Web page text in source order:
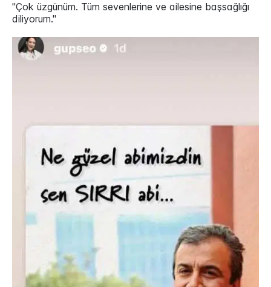
"Çok üzgünüm. Tüm sevenlerine ve ailesine başsağlığı
diliyorum."